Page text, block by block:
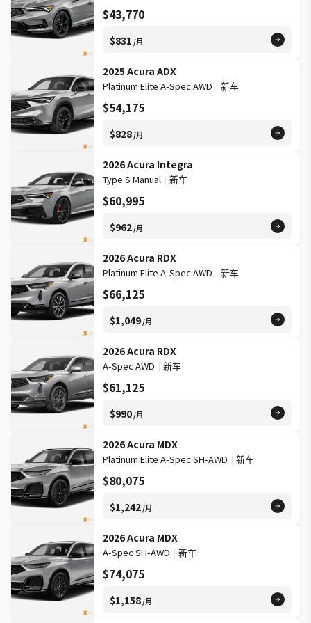
$43,770
$831 /月
2025 Acura ADX
Platinum Elite A-Spec AWD | 新车
$54,175
$828/月
2026 Acura Integra
Type S Manual | 新车
$60,995
$962/月
2026 Acura RDX
Platinum Elite A-Spec AWD | 新车
$66,125
$1,049/月
2026 Acura RDX
A-Spec AWD | 新车
$61,125
$990/月
2026 Acura MDX
Platinum Elite A-Spec SH-AWD | 新车
$80,075
$1,242/月
2026 Acura MDX
A-Spec SH-AWD | 新车
$74,075
$1,158/月